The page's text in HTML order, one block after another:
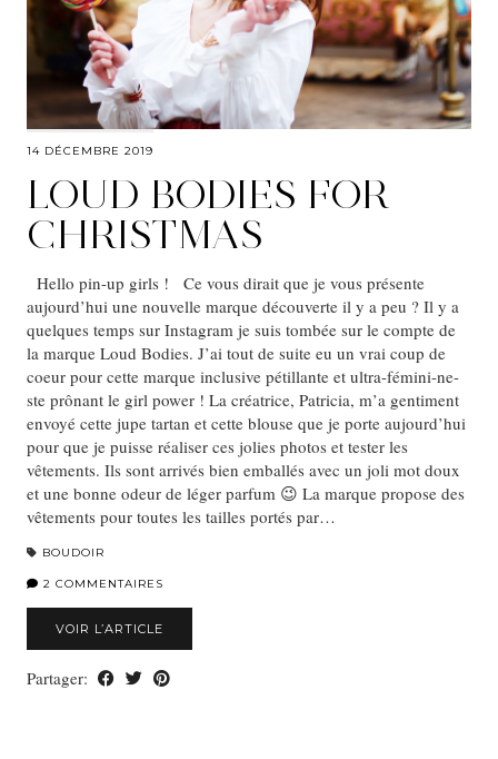
14 DÉCEMBRE 2019
LOUD BODIES FOR
CHRISTMAS
Hello pin-up girls ! Ce vous dirait que je vous présente
aujourd’hui une nouvelle marque découverte il y a peu ? Il y a
quelques temps sur Instagram je suis tombée sur le compte de
la marque Loud Bodies. J’ai tout de suite eu un vrai coup de
coeur pour cette marque inclusive pétillante et ultra-fémini-ne-
ste prônant le girl power ! La créatrice, Patricia, m’a gentiment
envoyé cette jupe tartan et cette blouse que je porte aujourd’hui
pour que je puisse réaliser ces jolies photos et tester les
vêtements. Ils sont arrivés bien emballés avec un joli mot doux
et une bonne odeur de léger parfum 😉 La marque propose des
vêtements pour toutes les tailles portés par…
BOUDOIR
2 COMMENTAIRES
VOIR L’ARTICLE
Partager: